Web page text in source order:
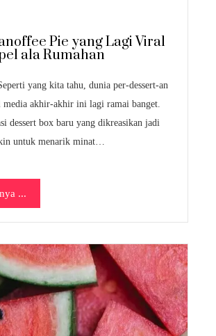
Pie yang Lagi Viral
ala Rumahan
yang kita tahu, dunia per-dessert-an
media akhir-akhir ini lagi ramai banget.
dessert box baru yang dikreasikan jadi
untuk menarik minat…
...